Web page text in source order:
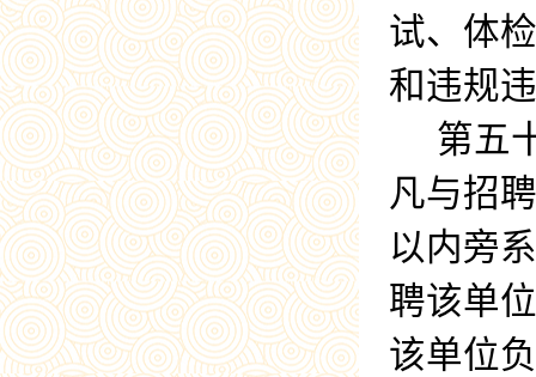
试、体
和违规
第五
凡与招
以内旁
聘该单
该单位